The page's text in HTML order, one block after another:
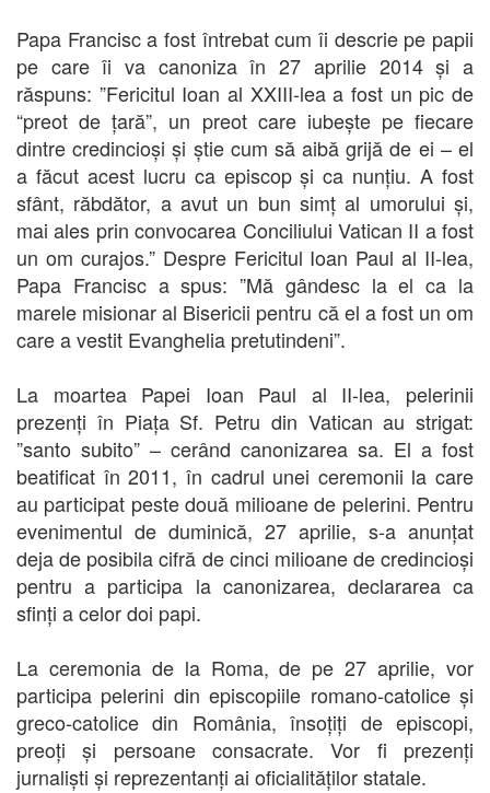
Papa Francisc a fost întrebat cum îi descrie pe papii
pe care îi va canoniza în 27 aprilie 2014 și a
răspuns: ”Fericitul Ioan al XXIII-lea a fost un pic de
“preot de țară”, un preot care iubește pe fiecare
dintre credincioși și știe cum să aibă grijă de ei – el
a făcut acest lucru ca episcop și ca nunțiu. A fost
sfânt, răbdător, a avut un bun simț al umorului și,
mai ales prin convocarea Conciliului Vatican II a fost
un om curajos.” Despre Fericitul Ioan Paul al II-lea,
Papa Francisc a spus: ”Mă gândesc la el ca la
marele misionar al Bisericii pentru că el a fost un om
care a vestit Evanghelia pretutindeni”.
La moartea Papei Ioan Paul al II-lea, pelerinii
prezenți în Piața Sf. Petru din Vatican au strigat:
”santo subito” – cerând canonizarea sa. El a fost
beatificat în 2011, în cadrul unei ceremonii la care
au participat peste două milioane de pelerini. Pentru
evenimentul de duminică, 27 aprilie, s-a anunțat
deja de posibila cifră de cinci milioane de credincioși
pentru a participa la canonizarea, declararea ca
sfinți a celor doi papi.
La ceremonia de la Roma, de pe 27 aprilie, vor
participa pelerini din episcopiile romano-catolice și
greco-catolice din România, însoțiți de episcopi,
preoți și persoane consacrate. Vor fi prezenți
jurnaliști și reprezentanți ai oficialităților statale.